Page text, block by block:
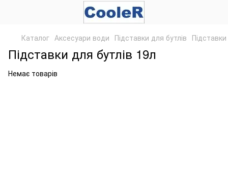
Каталог Аксесуари води Підставки для бутлів
Підставки для бутлів 19л
Немає товарів